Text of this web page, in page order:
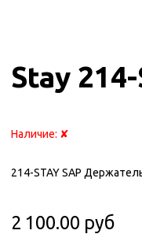
Stay 214-
Наличие: ✘
214-STAY SAP
2 100.00 руб